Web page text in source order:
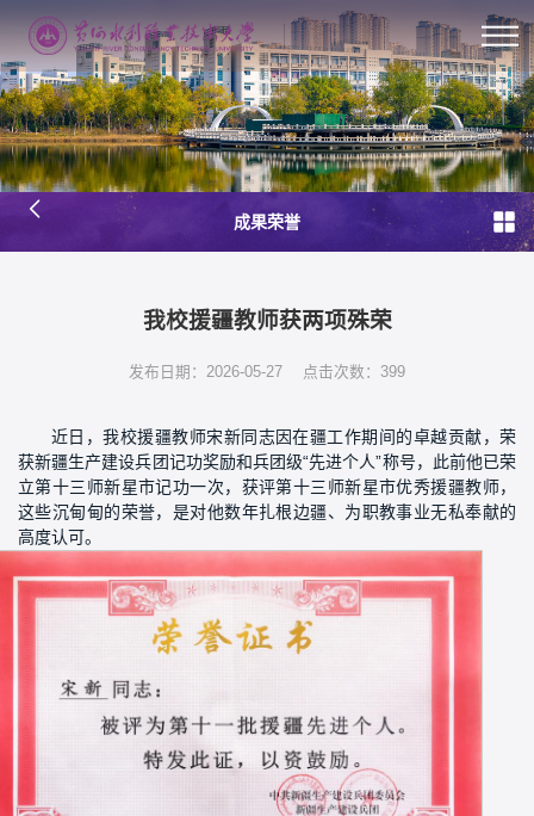
成果荣誉
我校援疆教师获两项殊荣
发布日期：2026-05-27 点击次数： 399
近日，我校援疆教师宋新同志因在疆工作期间的卓越贡献，荣
获新疆生产建设兵团记功奖励和兵团级“先进个人”称号，此前他已荣
立第十三师新星市记功一次，获评第十三师新星市优秀援疆教师，
这些沉甸甸的荣誉，是对他数年扎根边疆、为职教事业无私奉献的
高度认可。